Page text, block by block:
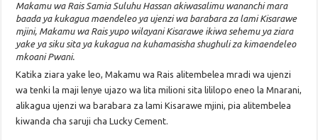
Makamu wa Rais Samia Suluhu Hassan akiwasalimu wananchi mara
baada ya kukagua maendeleo ya ujenzi wa barabara za lami Kisarawe
mjini, Makamu wa Rais yupo wilayani Kisarawe ikiwa sehemu ya ziara
yake ya siku sita ya kukagua na kuhamasisha shughuli za kimaendeleo
mkoani Pwani.
Katika ziara yake leo, Makamu wa Rais alitembelea mradi wa ujenzi
wa tenki la maji lenye ujazo wa lita milioni sita lililopo eneo la Mnarani,
alikagua ujenzi wa barabara za lami Kisarawe mjini, pia alitembelea
kiwanda cha saruji cha Lucky Cement.